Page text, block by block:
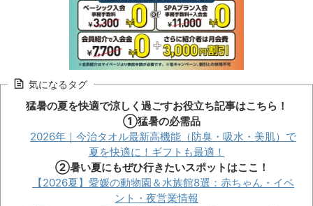
気になるタグ
猛暑の夏を快適で涼しく過ごすお役立ち記事はこちら！
①猛暑の必需品
2026年｜今治タオル最新高機能（防臭・吸水・美肌）で
夏を快適に！ギフトも最適！
②暑い夏にもぜひ行きたいスポットはここ！
【2026夏】愛媛の動物園＆水族館8選：赤ちゃん・イベ
ント・夜営業情報